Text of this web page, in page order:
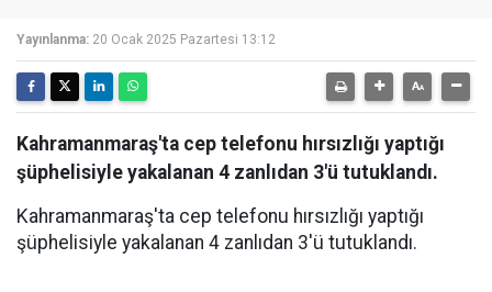
Yayınlanma: 20 Ocak 2025 Pazartesi 13:12
Kahramanmaraş'ta cep telefonu hırsızlığı yaptığı
şüphelisiyle yakalanan 4 zanlıdan 3'ü tutuklandı.
Kahramanmaraş'ta cep telefonu hırsızlığı yaptığı
şüphelisiyle yakalanan 4 zanlıdan 3'ü tutuklandı.